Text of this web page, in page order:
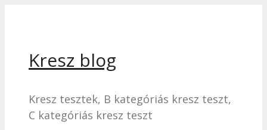
Kresz blog
Kresz tesztek, B kategóriás kresz teszt,
C kategóriás kresz teszt